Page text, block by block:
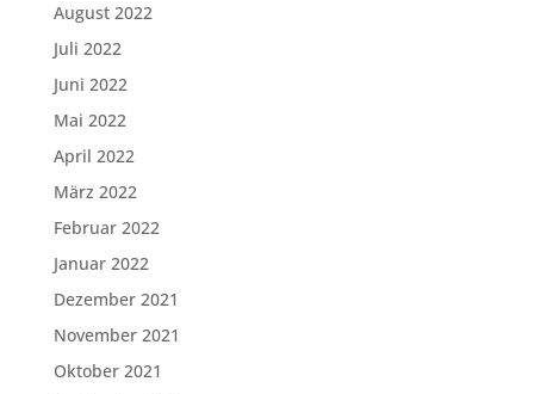
August 2022
Juli 2022
Juni 2022
Mai 2022
April 2022
März 2022
Februar 2022
Januar 2022
Dezember 2021
November 2021
Oktober 2021